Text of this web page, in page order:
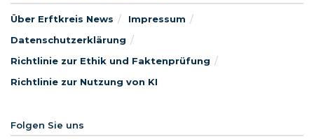
Über Erftkreis News
Impressum
Datenschutzerklärung
Richtlinie zur Ethik und Faktenprüfung
Richtlinie zur Nutzung von KI
Folgen Sie uns